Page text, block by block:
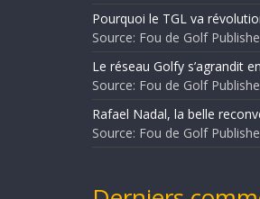
Pourquoi le TGL va
Source: Fou de Golf
Le réseau Golfy s’agrandit
Source: Fou de Golf
Rafael Nadal, la belle
Source: Fou de Golf